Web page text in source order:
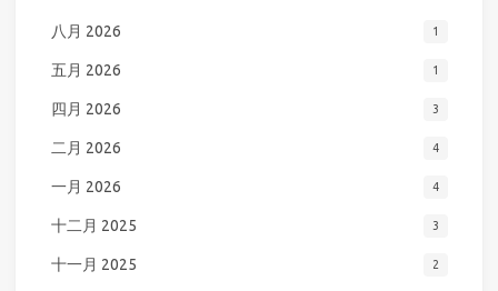
八月 2026 1
五月 2026 1
四月 2026 3
二月 2026 4
一月 2026 4
十二月 2025 3
十一月 2025 2